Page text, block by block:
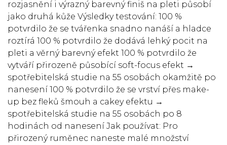
rozjasnění i výrazný barevný finiš na pleti působí
jako druhá kůže Výsledky testování: 100 %
potvrdilo že se tvářenka snadno nanáší a hladce
roztírá 100 % potvrdilo že dodává lehký pocit na
pleti a věrný barevný efekt 100 % potvrdilo že
vytváří přirozeně působící soft-focus efekt →
spotřebitelská studie na 55 osobách okamžitě po
nanesení 100 % potvrdilo že se vrství přes make-
up bez fleků šmouh a cakey efektu →
spotřebitelská studie na 55 osobách po 8
hodinách od nanesení Jak používat: Pro
přirozený ruměnec naneste malé množství